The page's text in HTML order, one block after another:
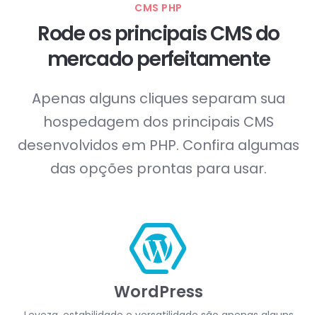
CMS PHP
Rode os principais CMSdo
mercado perfeitamente
Apenas alguns cliques separam sua
hospedagem dos principais CMS
desenvolvidos em PHP. Confira algumas
das opções prontas para usar.
WordPress